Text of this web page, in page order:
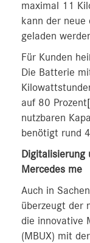
maximal 11
kann der
geladen
Für Kunden
Die Batterie
auf 80 Prozent
nutzbaren
benötigt rund
Digitalisierung
Mercedes me
Auch in
überzeugt der
die innovative
(MBUX) mit